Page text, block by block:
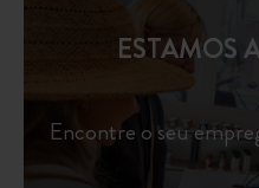
ESTAMOS
Encontre o seu